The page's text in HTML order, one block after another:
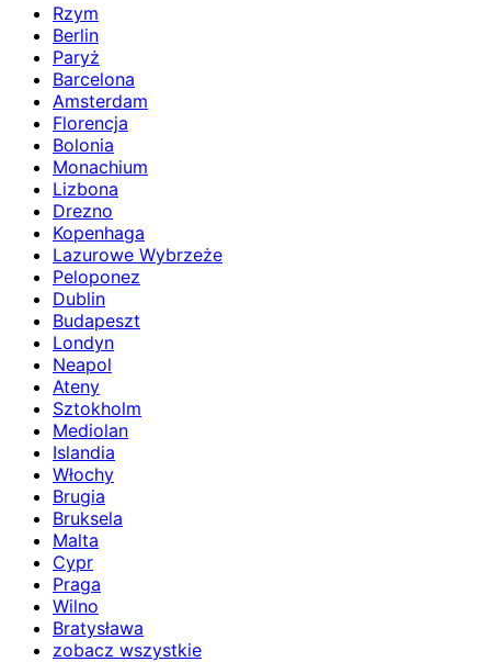
Rzym
Berlin
Paryż
Barcelona
Amsterdam
Florencja
Bolonia
Monachium
Lizbona
Drezno
Kopenhaga
Lazurowe Wybrzeże
Peloponez
Dublin
Budapeszt
Londyn
Neapol
Ateny
Sztokholm
Mediolan
Islandia
Włochy
Brugia
Bruksela
Malta
Cypr
Praga
Wilno
Bratysława
zobacz wszystkie